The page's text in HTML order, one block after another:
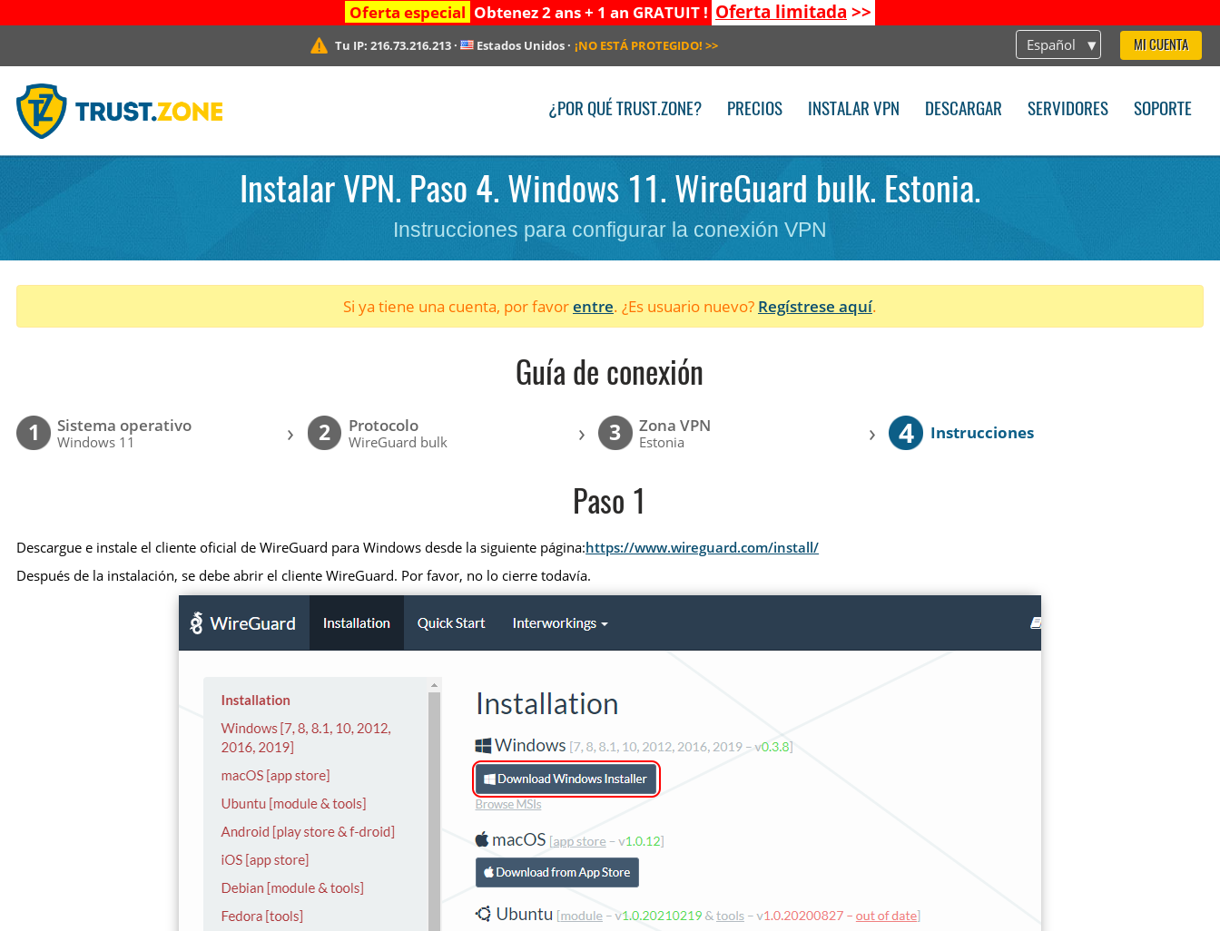
Oferta especial Obtenez 2 ans + 1 an GRATUIT ! Oferta limitada >>
Español MI CUENTA
Tu IP: 216.73.216.213· Estados Unidos· ¡NO ESTÁ PROTEGIDO! >>
¿POR QUÉ TRUST.ZONE? PRECIOS INSTALAR VPN DESCARGAR SERVIDORES SOPORTE
Instalar VPN. Paso 4. Windows 11. WireGuard bulk. Estonia.
Instrucciones para configurar la conexión VPN
Si ya tiene una cuenta, por favorentre. ¿Es usuario nuevo? Regístrese aquí.
Guía de conexión
1 Sistema operativo
Windows 11 › 2 Protocolo
WireGuard bulk › 3 Zona VPN
Estonia › 4 Instrucciones
Paso 1
Descargue e instale el cliente oficial de WireGuard para Windows desde la siguiente página:https://www.wireguard.com/install/
Después de la instalación, se debe abrir el cliente WireGuard. Por favor, no lo cierre todavía.